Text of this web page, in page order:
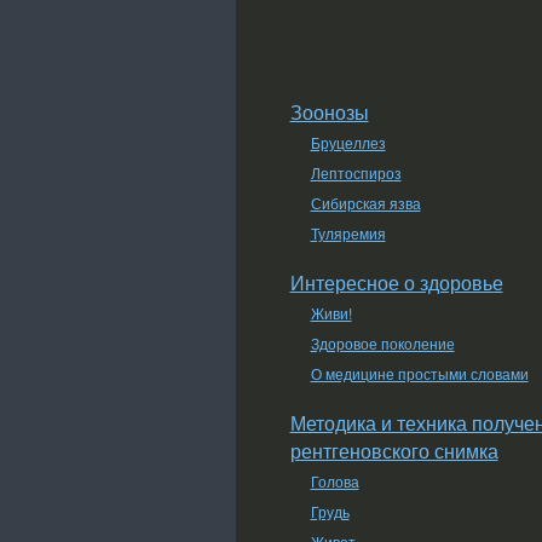
Зоонозы
Бруцеллез
Лептоспироз
Сибирская язва
Туляремия
Интересное о здоровье
Живи!
Здоровое поколение
О медицине простыми словами
Методика и техника
рентгеновского снимка
Голова
Грудь